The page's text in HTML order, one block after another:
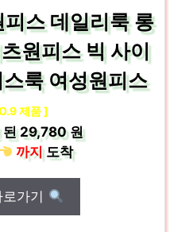
스 데일리룩 롱
원피스 빅 사이
룩 여성원피스
제품 ]
된29,780 원
까지도착
가기